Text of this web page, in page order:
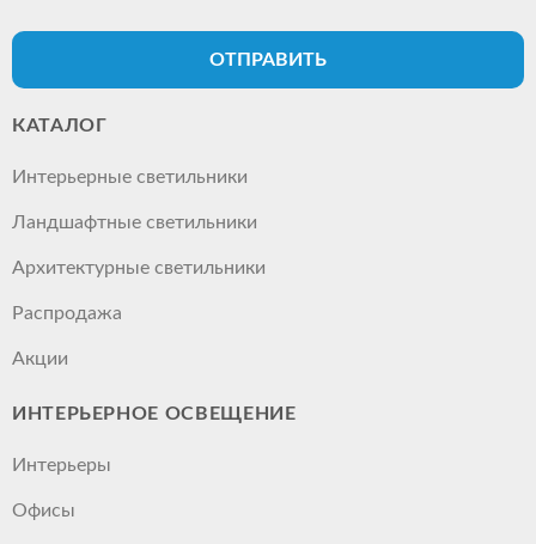
ОТПРАВИТЬ
КАТАЛОГ
Интерьерные светильники
Ландшафтные светильники
Архитектурные светильники
Распродажа
Акции
ИНТЕРЬЕРНОЕ ОСВЕЩЕНИЕ
Интерьеры
Офисы